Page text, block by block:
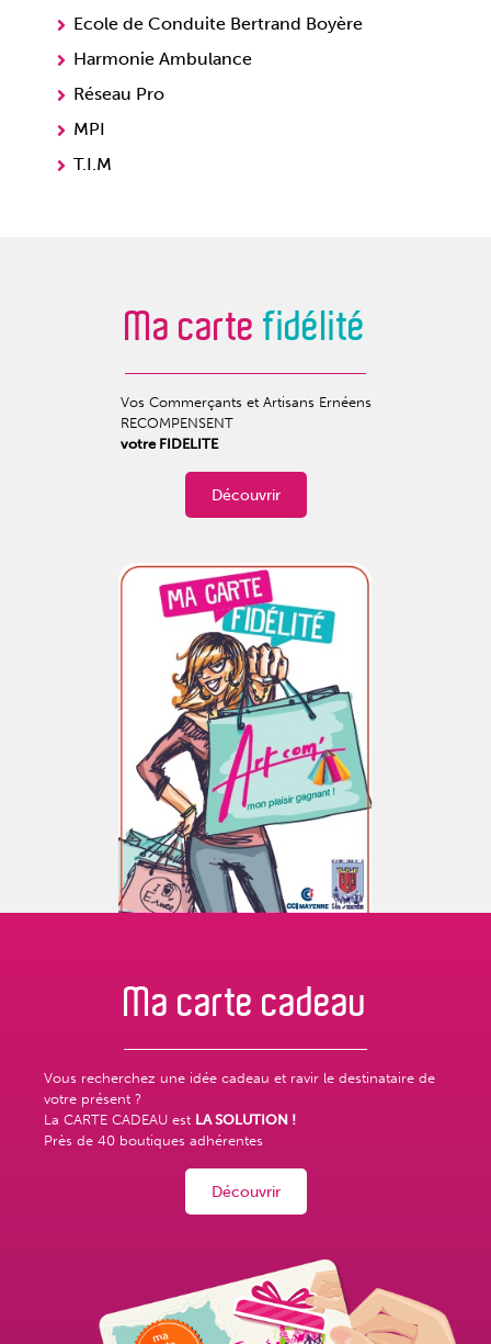
Ecole de Conduite Bertrand Boyère
Harmonie Ambulance
Réseau Pro
MPI
T.I.M
Ma carte fidélité
Vos Commerçants et Artisans Ernéens
RECOMPENSENT
votre FIDELITE
Découvrir
Ma carte cadeau
Vous recherchez une idée cadeau et ravir le destinataire de
votre présent ?
La CARTE CADEAU est LA SOLUTION !
Près de 40 boutiques adhérentes
Découvrir